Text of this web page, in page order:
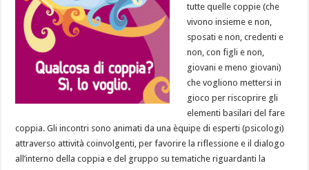
tutte quelle coppie (che
vivono insieme e non,
sposati e non, credenti e
non, con figli e non,
giovani e meno giovani)
che vogliono mettersi in
gioco per riscoprire gli
elementi basilari del fare
coppia. Gli incontri sono animati da una èquipe di esperti (psicologi)
attraverso attività coinvolgenti, per favorire la riflessione e il dialogo
all’interno della coppia e del gruppo su tematiche riguardanti la